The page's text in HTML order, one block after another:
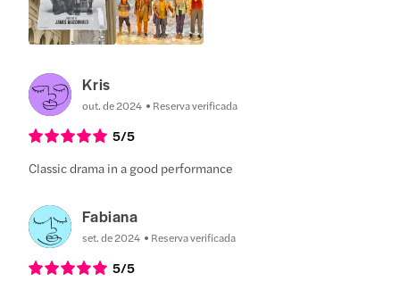
Kris
out. de 2024 Reserva verificada
5/5
Classic drama in a good performance
Fabiana
set. de 2024 Reserva verificada
5/5